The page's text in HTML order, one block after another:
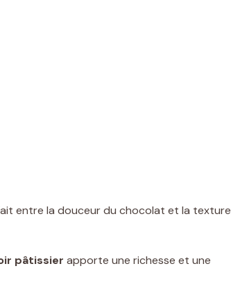
entre la douceur du chocolat et la texture
pâtissier apporte une richesse et une